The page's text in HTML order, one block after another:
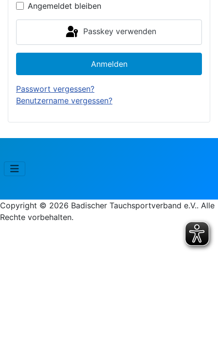
Angemeldet bleiben
Passkey verwenden
Anmelden
Passwort vergessen?
Benutzername vergessen?
Copyright © 2026 Badischer Tauchsportverband e.V.. Alle
Rechte vorbehalten.